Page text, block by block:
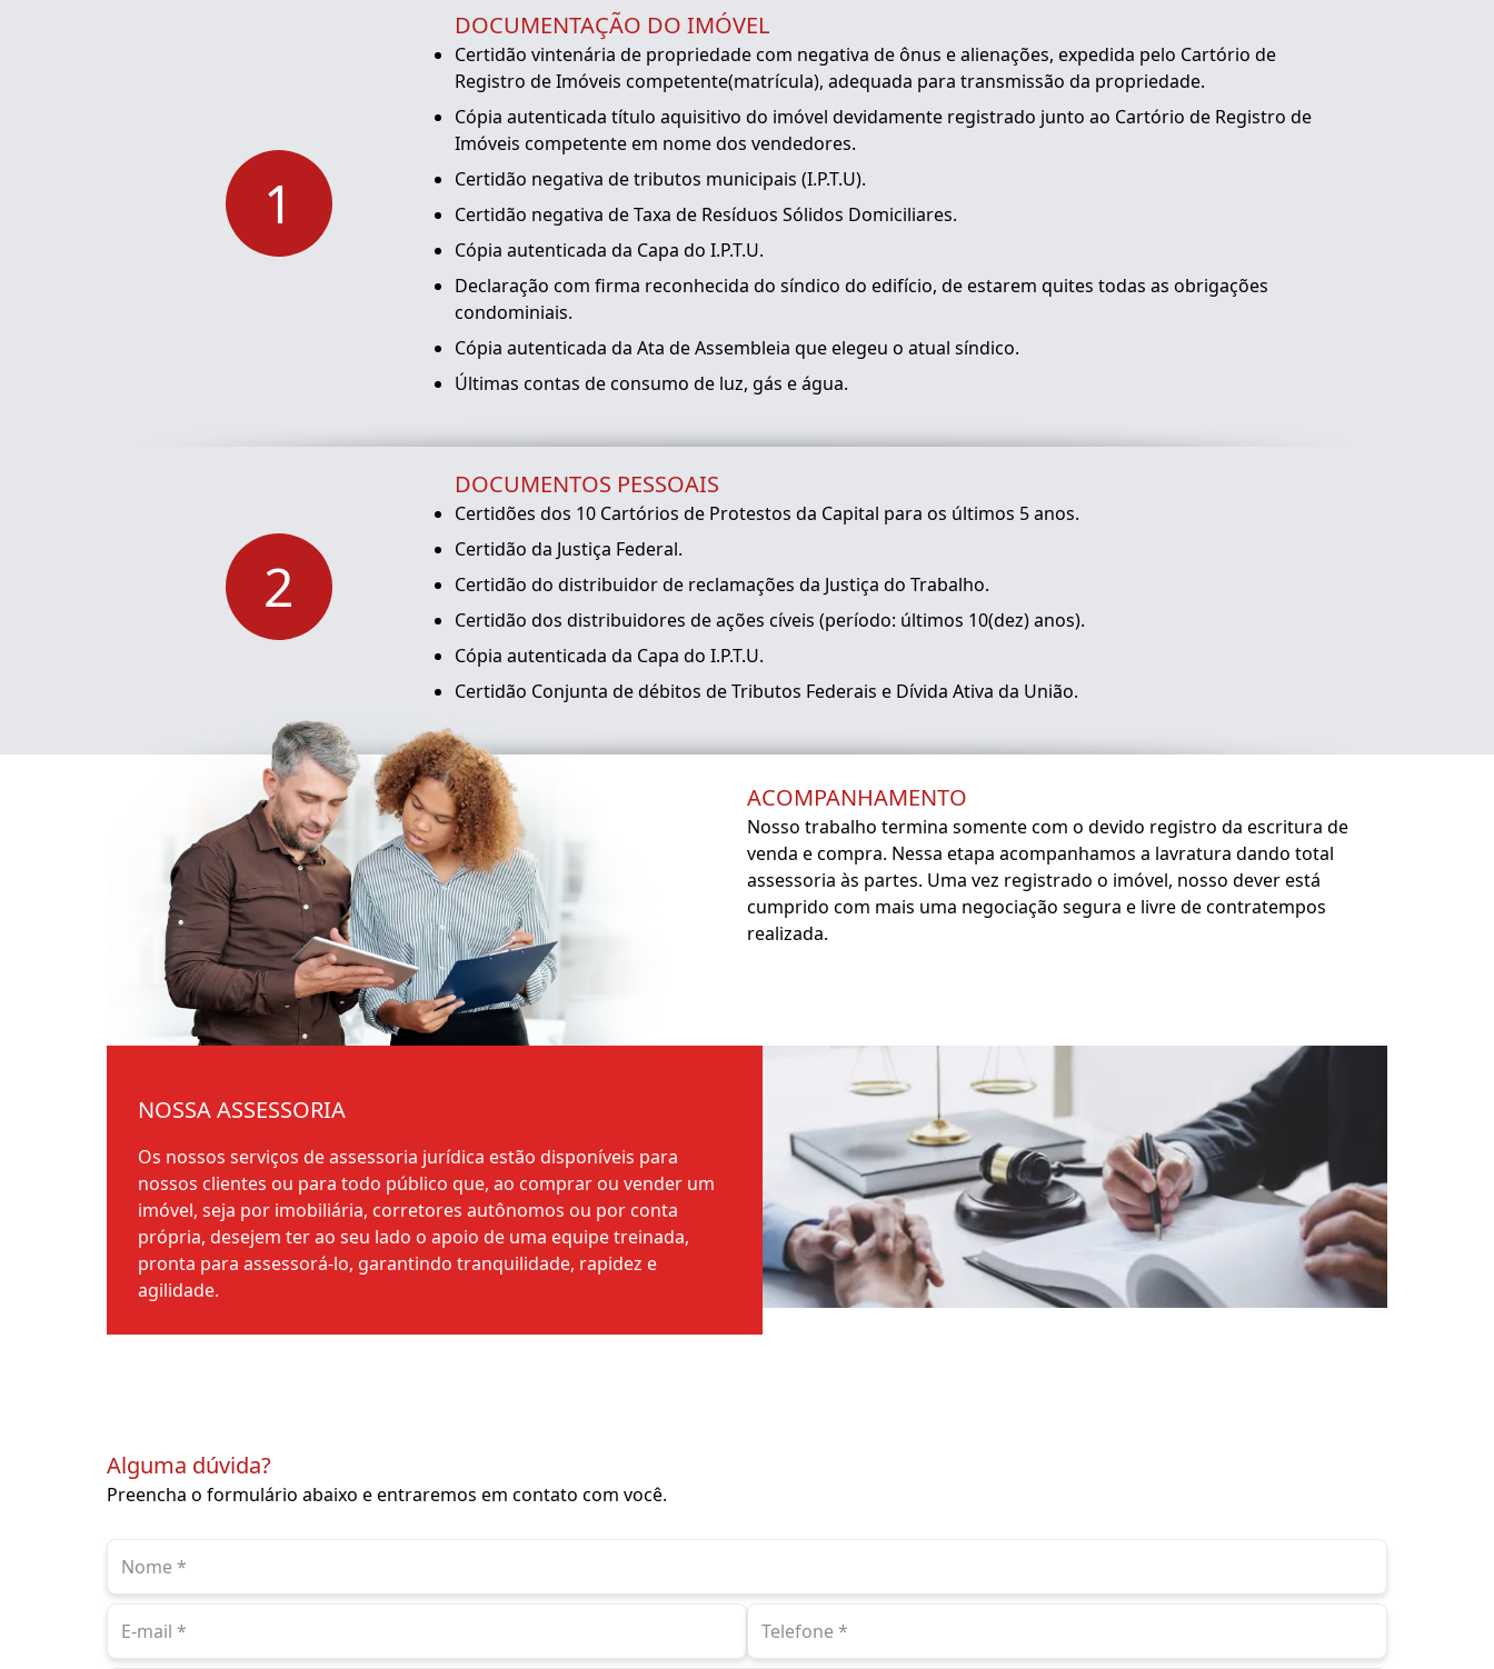
1
DOCUMENTAÇÃO DO IMÓVEL
Certidão vintenária de propriedade com negativa de ônus e alienações, expedida pelo Cartório de
Registro de Imóveis competente(matrícula), adequada para transmissão da propriedade.
Cópia autenticada título aquisitivo do imóvel devidamente registrado junto ao Cartório de Registro de
Imóveis competente em nome dos vendedores.
Certidão negativa de tributos municipais (I.P.T.U).
Certidão negativa de Taxa de Resíduos Sólidos Domiciliares.
Cópia autenticada da Capa do I.P.T.U.
Declaração com firma reconhecida do síndico do edifício, de estarem quites todas as obrigações
condominiais.
Cópia autenticada da Ata de Assembleia que elegeu o atual síndico.
Últimas contas de consumo de luz, gás e água.
2
DOCUMENTOS PESSOAIS
Certidões dos 10 Cartórios de Protestos da Capital para os últimos 5 anos.
Certidão da Justiça Federal.
Certidão do distribuidor de reclamações da Justiça do Trabalho.
Certidão dos distribuidores de ações cíveis (período: últimos 10(dez) anos).
Cópia autenticada da Capa do I.P.T.U.
Certidão Conjunta de débitos de Tributos Federais e Dívida Ativa da União.
ACOMPANHAMENTO
Nosso trabalho termina somente com o devido registro da escritura de
venda e compra. Nessa etapa acompanhamos a lavratura dando total
assessoria às partes. Uma vez registrado o imóvel, nosso dever está
cumprido com mais uma negociação segura e livre de contratempos
realizada.
NOSSA ASSESSORIA
Os nossos serviços de assessoria jurídica estão disponíveis para
nossos clientes ou para todo público que, ao comprar ou vender um
imóvel, seja por imobiliária, corretores autônomos ou por conta
própria, desejem ter ao seu lado o apoio de uma equipe treinada,
pronta para assessorá-lo, garantindo tranquilidade, rapidez e
agilidade.
Alguma dúvida?
Preencha o formulário abaixo e entraremos em contato com você.